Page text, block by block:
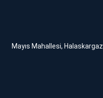
19 Mayıs Mahallesi,